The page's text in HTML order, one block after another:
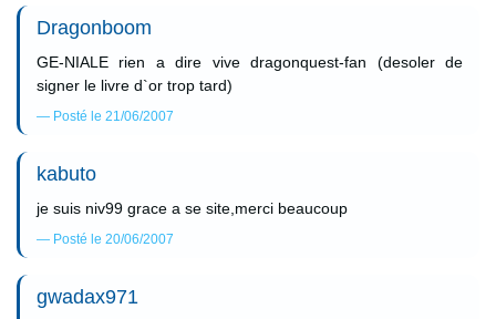
Dragonboom
GE-NIALE rien a dire vive dragonquest-fan (desoler de
signer le livre d`or trop tard)
Posté le 21/06/2007
kabuto
je suis niv99 grace a se site,merci beaucoup
Posté le 20/06/2007
gwadax971